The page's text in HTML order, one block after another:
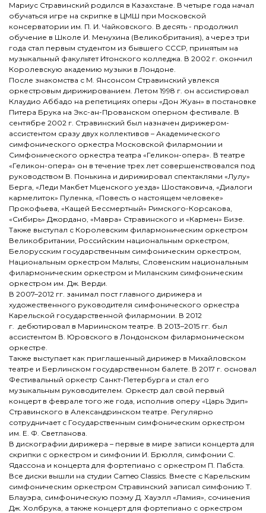
Мариус Стравинский родился в Казахстане. В четыре года начал
обучаться игре на скрипке в ЦМШ при Московской
консерватории им. П. И. Чайковского. В десять - продолжил
обучение в Школе И. Менухина (Великобритания), а через три
года стал первым студентом из бывшего СCCР, принятым на
музыкальный факультет Итонского колледжа. В 2002 г. окончил
Королевскую академию музыки в Лондоне.
После знакомства с М. Янсонсом Стравинский увлекся
оркестровым дирижированием. Летом 1998 г. он ассистировал
Клаудио Аббадо на репетициях оперы «Дон Жуан» в постановке
Питера Брука на Экс-ан-Прованском оперном фестивале. В
сентябре 2002 г. Стравинский был назначен дирижером-
ассистентом сразу двух коллективов – Академического
симфонического оркестра Московской филармонии и
Симфонического оркестра театра «Геликон-опера». В театре
«Геликон-опера» он в течение трех лет совершенствовался под
руководством В. Понькина и дирижировал спектаклями «Лулу»
Берга, «Леди Макбет Мценского уезда» Шостаковича, «Диалоги
кармелиток» Пуленка, «Повесть о настоящем человеке»
Прокофьева, «Кащей Бессмертный» Римского-Корсакова,
«Сибирь» Джордано, «Мавра» Стравинского и «Кармен» Бизе.
Также выступал с Королевским филармоническим оркестром
Великобритании, Российским национальным оркестром,
Белорусским государственным симфоническим оркестром,
Национальным оркестром Мальты, Словенским национальным
филармоническим оркестром и Миланским симфоническим
оркестром им. Дж. Верди.
В 2007–2012 гг. занимал пост главного дирижера и
художественного руководителя симфонического оркестра
Карельской государственной филармонии. В 2012
г. дебютировал в Мариинском театре. В 2013–2015 гг. был
ассистентом В. Юровского в Лондонском филармоническом
оркестре.
Также выступает как приглашенный дирижер в Михайловском
театре и Берлинском государственном балете. В 2017 г. основал
Фестивальный оркестр Санкт-Петербурга и стал его
музыкальным руководителем. Оркестр дал свой первый
концерт в феврале того же года, исполнив оперу «Царь Эдип»
Стравинского в Александринском театре. Регулярно
сотрудничает с Государственным симфоническим оркестром
им. Е. Ф. Светланова.
В дискографии дирижера – первые в мире записи концерта для
скрипки с оркестром и симфонии И. Брюлля, симфонии С.
Ядассона и концерта для фортепиано с оркестром П. Пабста.
Все диски вышли на студии Cameo Classics. Вместе с Карельским
симфоническим оркестром Стравинский записал симфонию Т.
Блауэра, симфоническую поэму Д. Хауэлл «Ламия», сочинения
Дж. Холбрука, а также концерт для фортепиано с оркестром